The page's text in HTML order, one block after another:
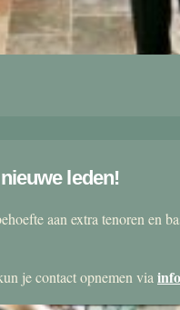
leden!
aan extra tenoren en
je contact opnemen via